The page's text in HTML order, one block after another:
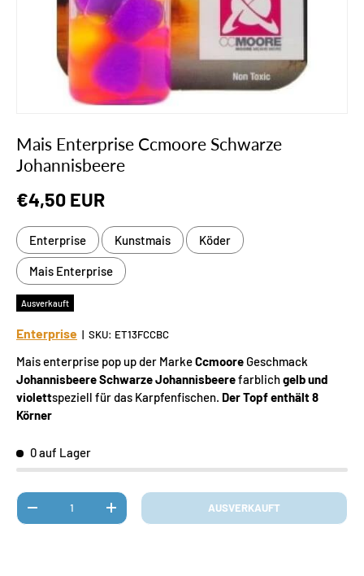
Mais Enterprise Ccmoore Schwarze
Johannisbeere
Normaler Preis
€4,50 EUR
Enterprise Kunstmais Köder
Mais Enterprise
Ausverkauft
Enterprise | SKU: ET13FCCBC
Mais enterprise pop up der MarkeCcmoore Geschmack
JohannisbeereSchwarze Johannisbeerefarblichgelb und
violettspeziell für das Karpfenfischen. Der Topf enthält 8
Körner
0 auf Lager
Anzahl
MENGE VERRINGERNMENGE ERHÖHEN AUSVERKAUFT